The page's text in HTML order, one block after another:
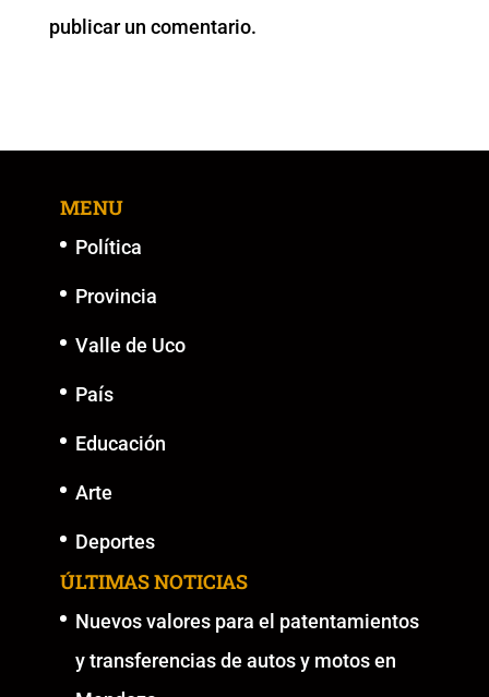
publicar un comentario.
MENU
Política
Provincia
Valle de Uco
País
Educación
Arte
Deportes
ÚLTIMAS NOTICIAS
Nuevos valores para el patentamientos
y transferencias de autos y motos en